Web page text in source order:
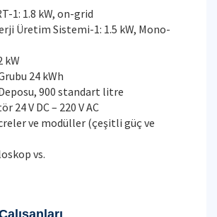
1: 1.8 kW, on-grid
Üretim Sistemi-1: 1.5 kW, Mono-
kW
24 kWh
900 standart litre
24 V DC – 220 V AC
ve modüller (çeşitli güç ve
vs.